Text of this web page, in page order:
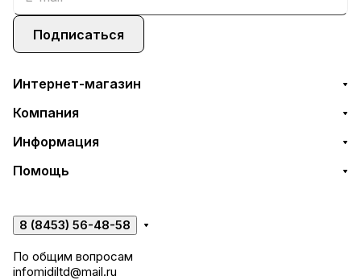
Подписаться
Интернет-магазин
Компания
Информация
Помощь
8 (8453) 56-48-58
По общим вопросам
infomidiltd@mail.ru